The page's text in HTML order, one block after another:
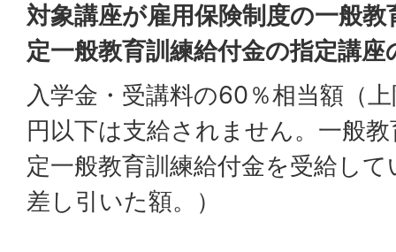
対象講座が雇用保険制度の一般
定一般教育訓練給付金の指定講座
入学金・受講料の60％相当額（
円以下は支給されません。一般
定一般教育訓練給付金を受給し
差し引いた額。）